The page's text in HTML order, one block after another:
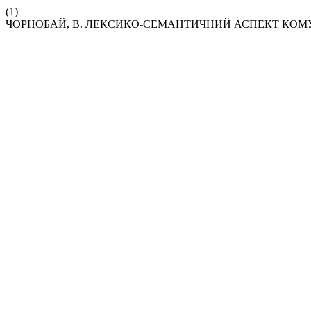
(1)
ЧОРНОБАЙ, В. ЛЕКСИКО-СЕМАНТИЧНИЙ АСПЕКТ